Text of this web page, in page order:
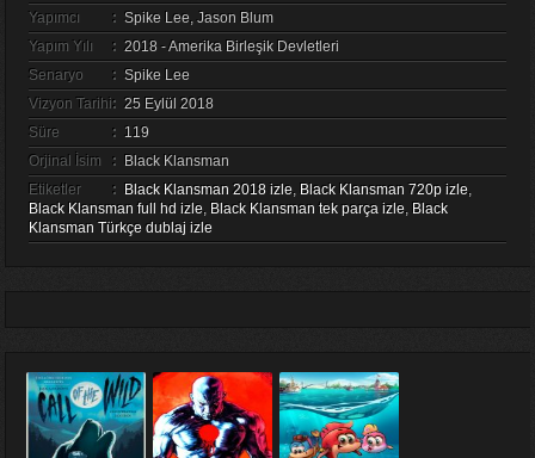
Yapımcı
: Spike Lee, Jason Blum
Yapım Yılı
: 2018 - Amerika Birleşik Devletleri
Senaryo
: Spike Lee
Vizyon Tarihi: 25 Eylül 2018
Süre
: 119
Orjinal İsim
: Black Klansman
Etiketler
: Black Klansman 2018 izle, Black Klansman 720p izle,
Black Klansman full hd izle, Black Klansman tek parça izle, Black
Klansman Türkçe dublaj izle